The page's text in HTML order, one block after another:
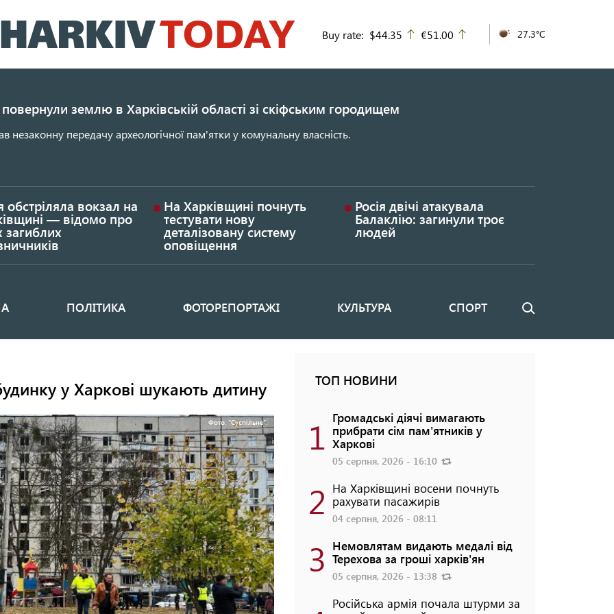
до
основного
Buy rate: $44.35 up
€51.00 27.3°C
землю в Харківській області зі скіфським городищем
незаконну передачу археологічної пам'ятки у комунальну власність.
обстріляла вокзал на
— відомо про
загиблих
На Харківщині почнуть
тестувати нову
деталізовану систему
оповіщення
Росія двічі атакувала
Балаклію: загинули троє
людей
ПОЛІТИКА ФОТОРЕПОРТАЖІ КУЛЬТУРА СПОРТ Пошук
у Харкові шукають дитину
Фото: "Суспільне".
ТОП НОВИНИ
1 Громадські діячі вимагають
прибрати сім пам'ятників у
Харкові
05 серпня, 2026 - 16:10
2 На Харківщині восени почнуть
рахувати пасажирів
04 серпня, 2026 - 08:11
3 Немовлятам видають медалі від
Терехова за гроші харків'ян
05 серпня, 2026 - 13:38
Російська армія почала штурми за